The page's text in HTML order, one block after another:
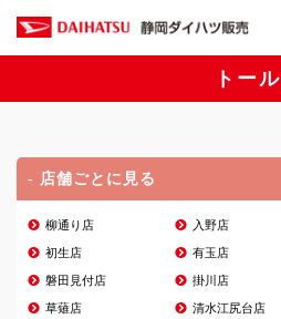
トール
- 店舗ごとに見る
柳通り店 入野店
初生店 有玉店
磐田見付店 掛川店
草薙店 清水江尻台店